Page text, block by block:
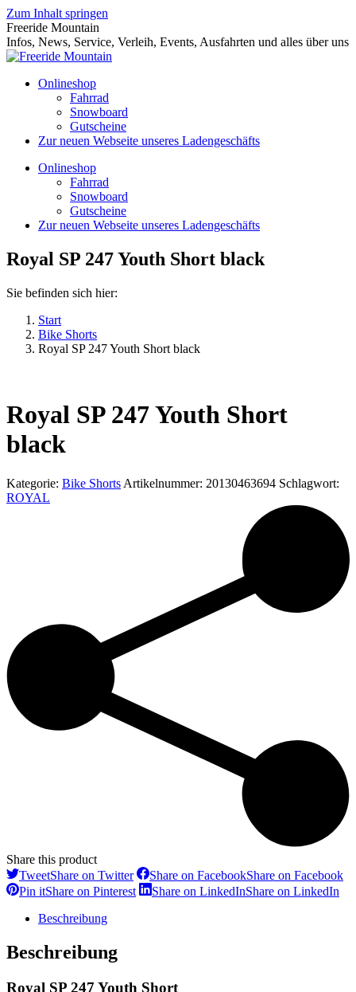
Zum Inhalt springen
Freeride Mountain
Infos, News, Service, Verleih, Events, Ausfahrten und alles über uns
Onlineshop
Fahrrad
Snowboard
Gutscheine
Zur neuen Webseite unseres Ladengeschäfts
Onlineshop
Fahrrad
Snowboard
Gutscheine
Zur neuen Webseite unseres Ladengeschäfts
Royal SP 247 Youth Short black
Sie befinden sich hier:
Start
Bike Shorts
Royal SP 247 Youth Short black
Royal SP 247 Youth Short
black
Kategorie: Bike Shorts Artikelnummer: 20130463694 Schlagwort:
ROYAL
Share this product
TweetShare on Twitter Share on FacebookShare on Facebook
Pin itShare on Pinterest Share on LinkedInShare on LinkedIn
Beschreibung
Beschreibung
Royal SP 247 Youth Short